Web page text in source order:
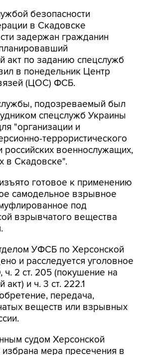
безопасности
в Скадовске
задержан гражданин
акт по заданию спецслужб
в понедельник Центр
(ЦОС) ФСБ.
подозреваемый был
спецслужб Украины
"организации и
террористического
российских военнослужащих,
в Скадовске".
готовое к применению
самодельное взрывное
под
взрывчатого вещества
УФСБ по Херсонской
и расследуется уголовное
ч. 2 ст. 205 (покушение на
акт) и ч. 3 ст. 222.1
передача,
веществ или взрывных
судом Херсонской
мера пресечения в